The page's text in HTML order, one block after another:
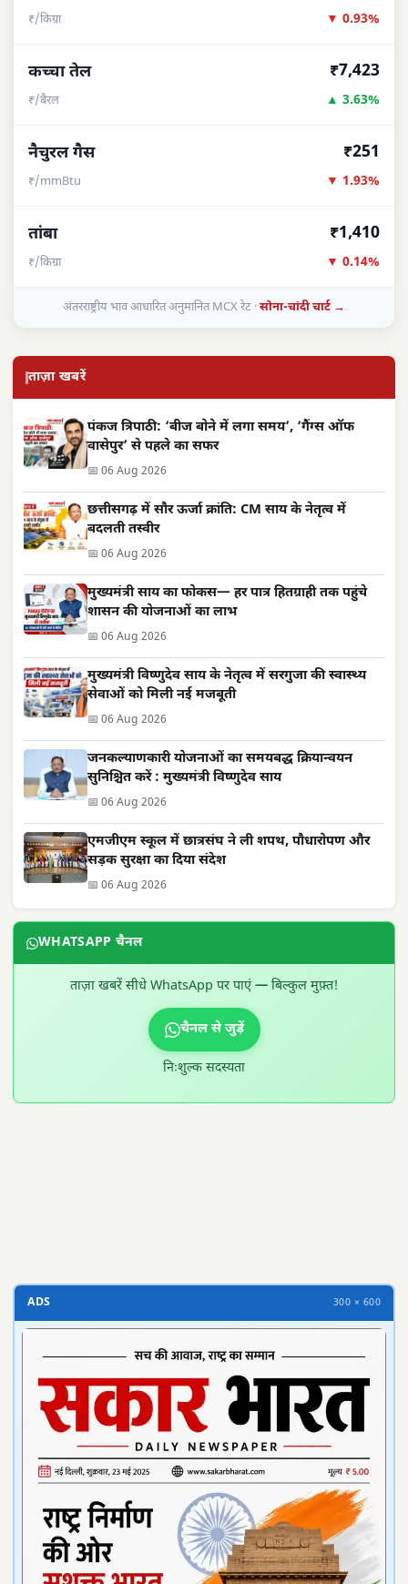
₹/किग्रा ▼ 0.93%
कच्चा तेल
₹/बैरल
₹7,423
▲ 3.63%
नैचुरल गैस
₹/mmBtu
₹251
▼ 1.93%
तांबा
₹/किग्रा
₹1,410
▼ 0.14%
अंतरराष्ट्रीय भाव आधारित अनुमानित MCX रेट ·सोना-चांदी चार्ट →
ताज़ा खबरें
पंकज त्रिपाठी: ‘बीज बोने में लगा समय’, ‘गैंग्स ऑफ
वासेपुर’ से पहले का सफर
📅 06 Aug 2026
छत्तीसगढ़ में सौर ऊर्जा क्रांति: CM साय के नेतृत्व में
बदलती तस्वीर
📅 06 Aug 2026
मुख्यमंत्री साय का फोकस— हर पात्र हितग्राही तक पहुंचे
शासन की योजनाओं का लाभ
📅 06 Aug 2026
मुख्यमंत्री विष्णुदेव साय के नेतृत्व में सरगुजा की स्वास्थ्य
सेवाओं को मिली नई मजबूती
📅 06 Aug 2026
जनकल्याणकारी योजनाओं का समयबद्ध क्रियान्वयन
सुनिश्चित करें : मुख्यमंत्री विष्णुदेव साय
📅 06 Aug 2026
एमजीएम स्कूल में छात्रसंघ ने ली शपथ, पौधारोपण और
सड़क सुरक्षा का दिया संदेश
📅 06 Aug 2026
WHATSAPP चैनल
ताज़ा खबरें सीधे WhatsApp पर पाएं — बिल्कुल मुफ़्त!
चैनल से जुड़ें
निःशुल्क सदस्यता
ADS 300 × 600